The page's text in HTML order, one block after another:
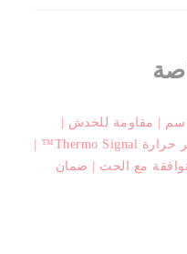
TEFAL مقلاة | UNLIMITED 26 سم | مقاومة للخدش |
طلاء غير لاصق 100% آمن | مؤشر حرارة Thermo Signal™ |
مع الحث | ضمان